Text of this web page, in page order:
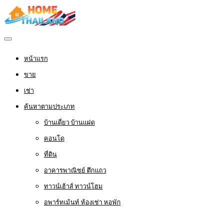
หน้าแรก
ขาย
เช่า
ค้นหาตามประเภท
บ้านเดี่ยว บ้านแฝด
คอนโด
ที่ดิน
อาคารพาณิชย์ ตึกแถว
ทาวน์เฮ้าส์ ทาวน์โฮม
อพาร์ทเม้นท์ ห้องเช่า หอพัก